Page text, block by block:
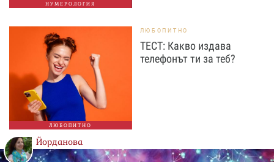
НУМЕРОЛОГИЯ
ЛЮБОПИТНО
ЛЮБОПИТНО
ТЕСТ: Какво издава
телефонът ти за теб?
Йорданова